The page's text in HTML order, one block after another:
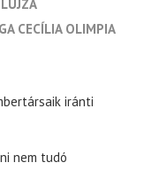
CECÍLIA OLIMPIA
iránti